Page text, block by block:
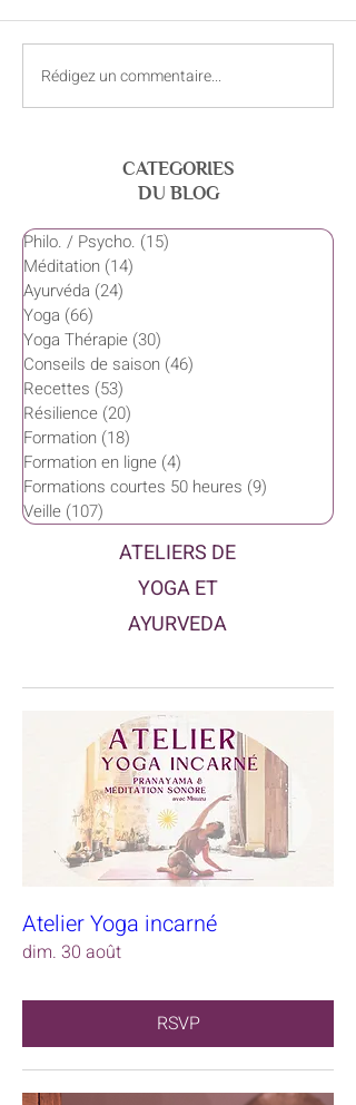
Intelligence cosmique et
Rédigez un commentaire...
CATEGORIES
DU BLOG
Philo. / Psycho. (15)
Méditation (14)
Ayurvéda (24)
Yoga (66)
Yoga Thérapie (30)
Conseils de saison (46)
Recettes (53)
Résilience (20)
Formation (18)
Formation en ligne (4)
Formations courtes 50 heures (9)
Veille (107)
ATELIERS DE
YOGA ET
AYURVEDA
Atelier Yoga incarné
dim. 30 août
RSVP